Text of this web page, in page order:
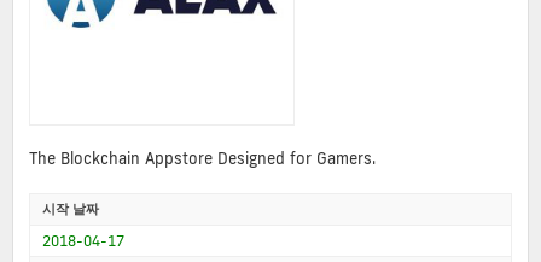
The Blockchain Appstore Designed for Gamers.
시작 날짜
2018-04-17